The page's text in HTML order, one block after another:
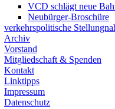
VCD schlägt neue
Neubürger-Broschüre
verkehrspolitische
Archiv
Vorstand
Mitgliedschaft & Spenden
Kontakt
Linktipps
Impressum
Datenschutz